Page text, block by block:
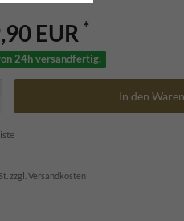
EUR *
24h versandfertig.
In den
zzgl. Versandkosten